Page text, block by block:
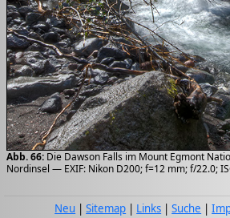
Abb. 66: Die Dawson Falls im Mount Egmont
Nordinsel — EXIF: Nikon D200; f=12 mm; f/22.0;
Neu |Sitemap | Links |Suche |